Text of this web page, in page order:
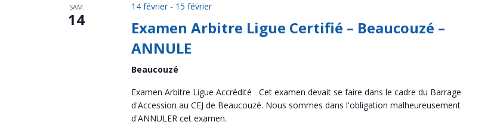
SAM
14
14 février- 15 février
Examen Arbitre Ligue Certifié – Beaucouzé –
ANNULE
Beaucouzé
Examen Arbitre Ligue Accrédité Cet examen devait se faire dans le cadre du Barrage
d'Accession au CEJ de Beaucouzé. Nous sommes dans l'obligation malheureusement
d'ANNULER cet examen.